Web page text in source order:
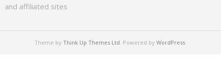
and affiliated sites
Theme by Think Up Themes Ltd. Powered by WordPress.